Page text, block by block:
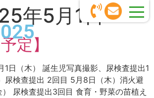
年5月1日
定】
1日（木） 誕生児写真撮影、尿検査提出1
尿検查提出 2回目 5月8日（木）消火避
尿検査提出3回目 食育・野菜の苗植え